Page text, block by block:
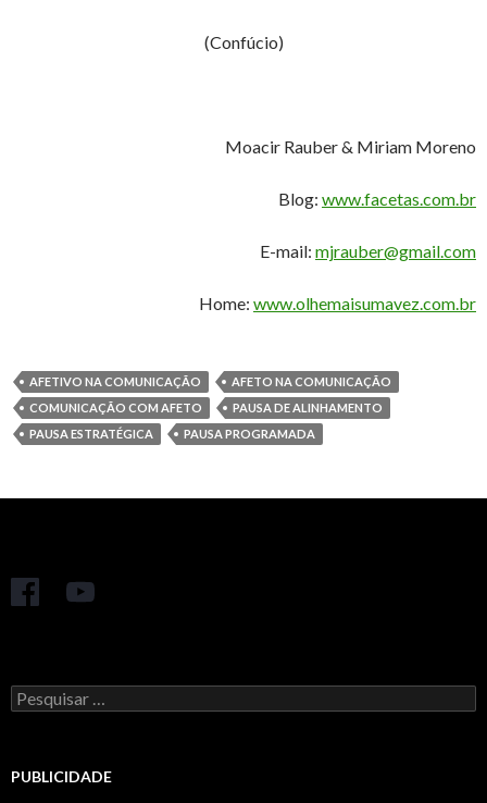
(Confúcio)
Moacir Rauber & Miriam Moreno
Blog: www.facetas.com.br
E-mail: mjrauber@gmail.com
Home: www.olhemaisumavez.com.br
AFETIVO NA COMUNICAÇÃO
AFETO NA COMUNICAÇÃO
COMUNICAÇÃO COM AFETO
PAUSA DE ALINHAMENTO
PAUSA ESTRATÉGICA
PAUSA PROGRAMADA
Pesquisar
por:
PUBLICIDADE